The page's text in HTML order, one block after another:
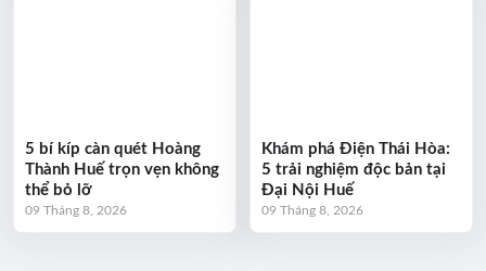
5 bí kíp càn quét Hoàng
Thành Huế trọn vẹn không
thể bỏ lỡ
09 Tháng 8, 2026
Khám phá Điện Thái Hòa:
5 trải nghiệm độc bản tại
Đại Nội Huế
09 Tháng 8, 2026